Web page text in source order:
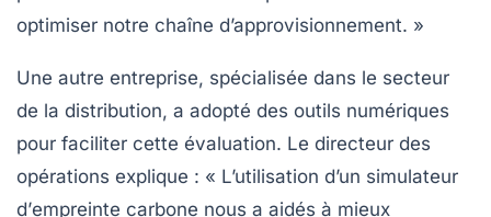
optimiser notre chaîne d’approvisionnement. »
Une autre entreprise, spécialisée dans le secteur
de la distribution, a adopté des outils numériques
pour faciliter cette évaluation. Le directeur des
opérations explique : « L’utilisation d’un simulateur
d’empreinte carbone nous a aidés à mieux